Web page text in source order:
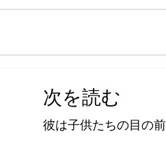
次を読む
彼は子供たちの目の前